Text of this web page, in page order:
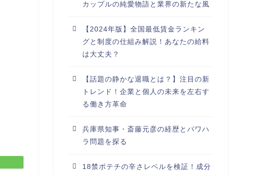
カップルの純愛物語と業界の新たな風
【2024年版】全国最低賃金ランキン
グと制度の仕組み解説！あなたの給料
は大丈夫？
【話題の静かな退職とは？】注目の新
トレンド！企業と個人の未来を左右す
る働き方革命
兵庫県知事・斎藤元彦の経歴とパワハ
ラ問題を探る
18禁ポテチの辛さレベルを検証！成分